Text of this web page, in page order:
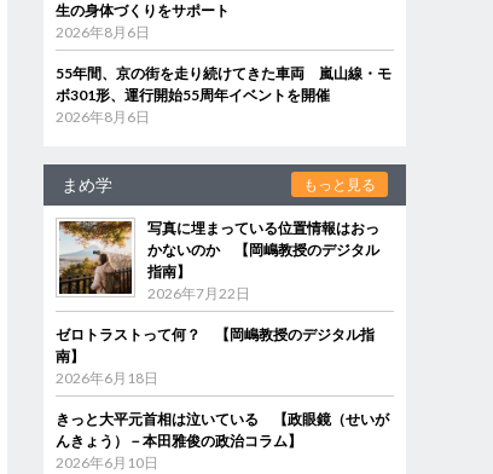
生の身体づくりをサポート
2026年8月6日
55年間、京の街を走り続けてきた車両 嵐山線・モ
ボ301形、運行開始55周年イベントを開催
2026年8月6日
まめ学 もっと見る
写真に埋まっている位置情報はおっ
かないのか 【岡嶋教授のデジタル
指南】
2026年7月22日
ゼロトラストって何？ 【岡嶋教授のデジタル指
南】
2026年6月18日
きっと大平元首相は泣いている 【政眼鏡（せいが
んきょう）－本田雅俊の政治コラム】
2026年6月10日